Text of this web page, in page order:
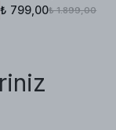
₺ 799,00₺ 1.899,00